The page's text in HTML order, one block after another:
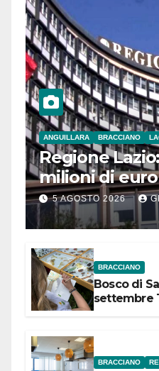
ANGUILLARA BRACCIANO
Regione
milioni di
Comuni
Meridionale
5 AGOSTO 2026
BRACCIANO
Bosco di
settembre
BRACCIANO